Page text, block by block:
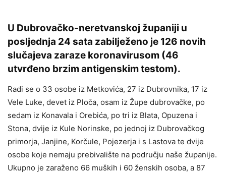
U Dubrovačko-neretvanskoj županiji u
posljednja 24 sata zabilježeno je 126 novih
slučajeva zaraze koronavirusom (46
utvrđeno brzim antigenskim testom).
Radi se o 33 osobe iz Metkovića, 27 iz Dubrovnika, 17 iz
Vele Luke, devet iz Ploča, osam iz Župe dubrovačke, po
sedam iz Konavala i Orebića, po tri iz Blata, Opuzena i
Stona, dvije iz Kule Norinske, po jednoj iz Dubrovačkog
primorja, Janjine, Korčule, Pojezerja i s Lastova te dvije
osobe koje nemaju prebivalište na području naše županije.
Ukupno je zaraženo 66 muških i 60 ženskih osoba, a 87